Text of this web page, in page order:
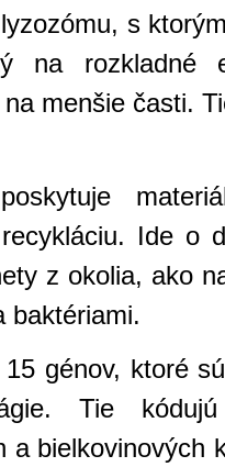
s
na rozkladné
menšie časti.
Ide o
z okolia, ako
baktériami.
génov, ktoré
Tie
a bielkovinových